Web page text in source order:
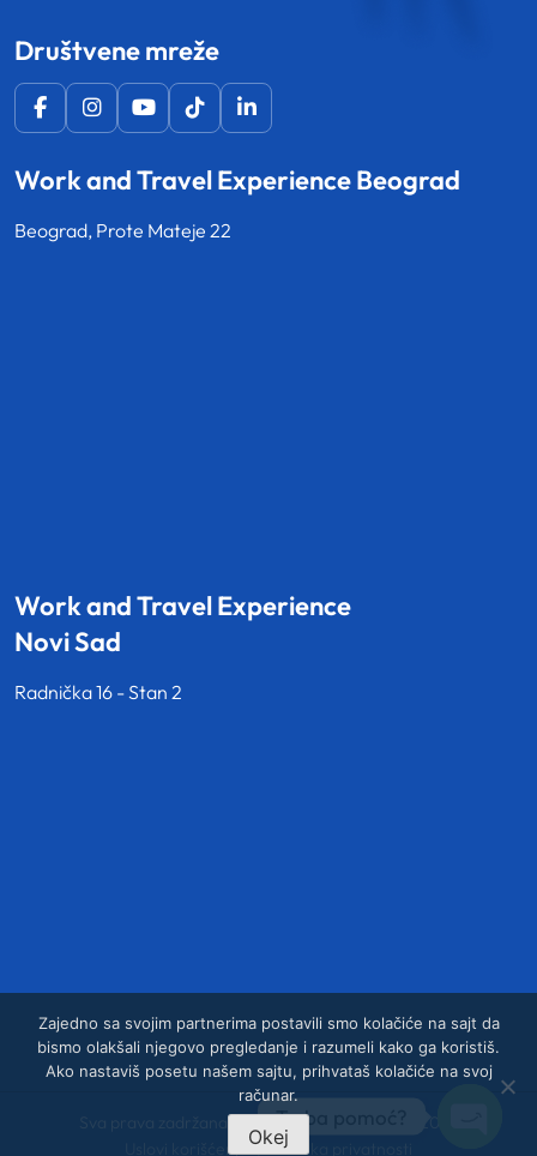
Društvene mreže
Work and Travel Experience Beograd
Beograd, Prote Mateje 22
Work and Travel Experience
Novi Sad
Radnička 16 - Stan 2
Sva prava zadržana. Experience d.o.o. 2007–2026
Uslovi korišćenja / Politika privatnosti
Zajedno sa svojim partnerima postavili smo kolačiće na sajt da
bismo olakšali njegovo pregledanje i razumeli kako ga koristiš.
Ako nastaviš posetu našem sajtu, prihvataš kolačiće na svoj
računar.
Okej
Treba pomoć?